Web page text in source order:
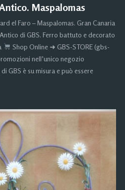
Maspalomas
el Faro – Maspalomas. Gran Canaria
di GBS. Ferro battuto e decorato
Shop Online ➜ GBS-STORE (gbs-
nell’unico negozio
GBS è su misura e può essere